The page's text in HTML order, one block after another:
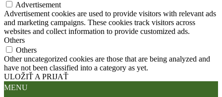
Advertisement
Advertisement cookies are used to provide visitors with relevant ads
and marketing campaigns. These cookies track visitors across
websites and collect information to provide customized ads.
Others
Others
Other uncategorized cookies are those that are being analyzed and
have not been classified into a category as yet.
ULOŽIŤ A PRIJAŤ
MENU